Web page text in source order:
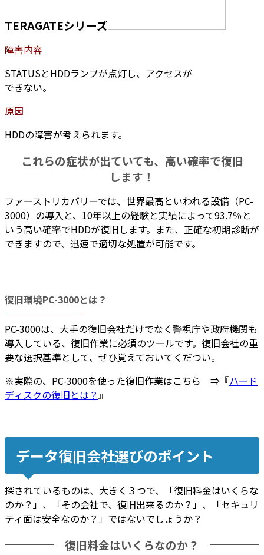
TERAGATEシリーズ
障害内容
STATUSとHDDランプが点灯し、アクセスが
できない。
原因
HDDの障害が考えられます。
これらの症状が出ていても、高い確率で復旧
します！
ファーストリカバリーでは、 世界最高といわれる設備（PC-
3000）の導入と、 10年以上の経験と実績によって93.7％ と
いう高い確率でHDDが復旧します。また、正確な初期診断が
できますので、 迅速で適切な処置が可能です。
復旧環境PC-3000とは？
PC-3000は、 大手の復旧会社だけでなく警視庁や政府機関も
導入している、復旧作業に必須のツールです。復旧会社の重
要な選択基準として、ぜひ覚えておいてくだつい。
※実際の、PC-3000を使った復旧作業はこちら ⇒『ハード
ディスクの復旧とは？ 』
データ復旧会社選びのポイント
探されているものは、大きく３つで、「復旧料金はいくらな
のか？」、「その会社で、復旧出来るのか？」、「セキュリ
ティ面は安全なのか？」ではないでしょうか？
復旧料金はいくらなのか？